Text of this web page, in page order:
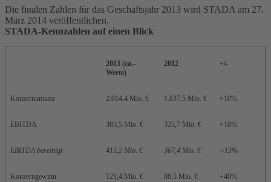
Die finalen Zahlen für das Geschäftsjahr 2013 wird STADA am 27.
März 2014 veröffentlichen.
STADA-Kennzahlen auf einen Blick
2013 (ca.-
Werte)
2012 +/-
Konzernumsatz 2.014,4 Mio. € 1.837,5 Mio. € +10%
EBITDA 383,5 Mio. € 323,7 Mio. € +18%
EBITDA bereinigt 415,2 Mio. € 367,4 Mio. € +13%
Konzerngewinn 121,4 Mio. € 86,5 Mio. € +40%